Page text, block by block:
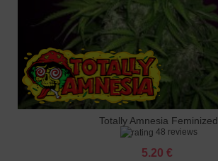
Totally Amnesia Feminized
48 reviews
5.20 €